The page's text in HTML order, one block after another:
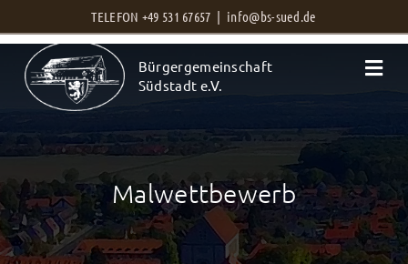
Inhalt
springen
TELEFON +49 531 67657 | info@bs-sued.de
Bürgergemeinschaft
Südstadt e.V.
Malwettbewerb